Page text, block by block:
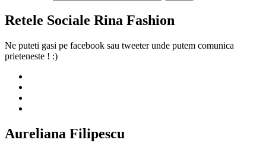
Retele Sociale Rina Fashion
Ne puteti gasi pe facebook sau tweeter unde putem comunica
prieteneste ! :)
Aureliana Filipescu